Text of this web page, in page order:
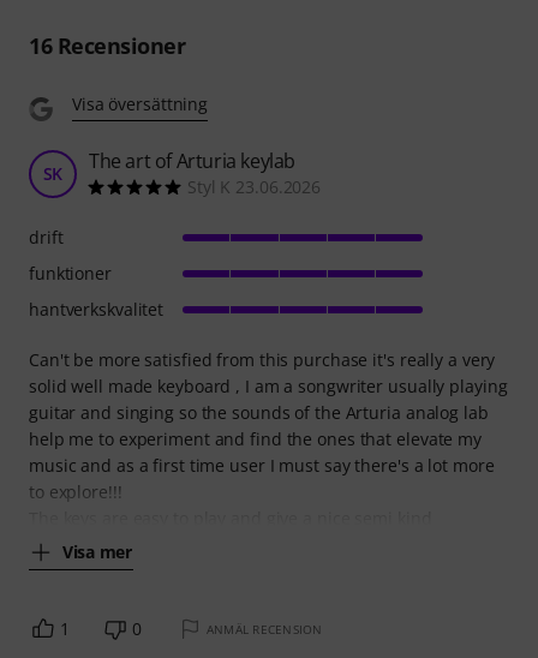
16Recensioner
Visa översättning
SK The art of Arturia keylab
Styl K 23.06.2026
Can't be more satisfied from this purchase it's really a very
solid well made keyboard , I am a songwriter usually playing
guitar and singing so the sounds of the Arturia analog lab
help me to experiment and find the ones that elevate my
music and as a first time user I must say there's a lot more
to explore!!!
Visa mer
drift
funktioner
hantverkskvalitet
1 0 ANMÄL RECENSION